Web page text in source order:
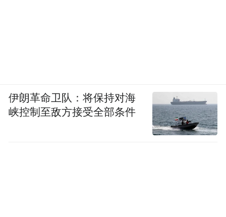
伊朗革命卫队：将保持对海
峡控制至敌方接受全部条件